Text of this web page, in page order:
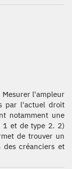
Mesurer l'ampleur
par l'actuel droit
notamment une
1 et de type 2. 2)
de trouver un
créanciers et